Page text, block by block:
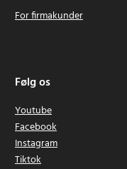
For firmakunder
Følg os
Youtube
Facebook
Instagram
Tiktok